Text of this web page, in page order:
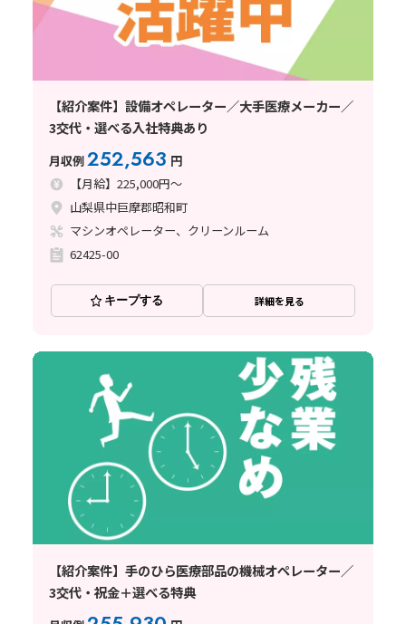
【紹介案件】設備オペレーター／大手医療メーカー／
3交代・選べる入社特典あり
月収例252,563 円
【月給】225,000円～
山梨県中巨摩郡昭和町
マシンオペレーター、クリーンルーム
62425-00
キープする 詳細を見る
【紹介案件】手のひら医療部品の機械オペレーター／
3交代・祝金＋選べる特典